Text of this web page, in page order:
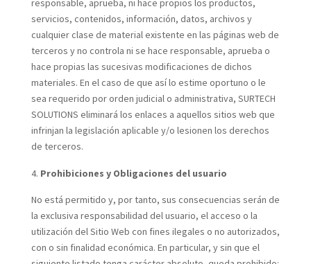
responsable, aprueba, ni hace propios los productos,
servicios, contenidos, información, datos, archivos y
cualquier clase de material existente en las páginas web de
terceros y no controla ni se hace responsable, aprueba o
hace propias las sucesivas modificaciones de dichos
materiales. En el caso de que así lo estime oportuno o le
sea requerido por orden judicial o administrativa, SURTECH
SOLUTIONS eliminará los enlaces a aquellos sitios web que
infrinjan la legislación aplicable y/o lesionen los derechos
de terceros.
Prohibiciones y Obligaciones del usuario
No está permitido y, por tanto, sus consecuencias serán de
la exclusiva responsabilidad del usuario, el acceso o la
utilización del Sitio Web con fines ilegales o no autorizados,
con o sin finalidad económica. En particular, y sin que el